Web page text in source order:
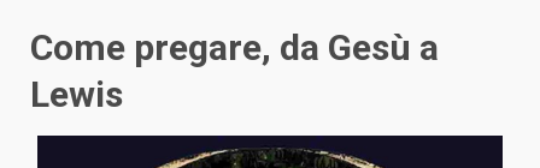
Come pregare, da Gesù a
Lewis